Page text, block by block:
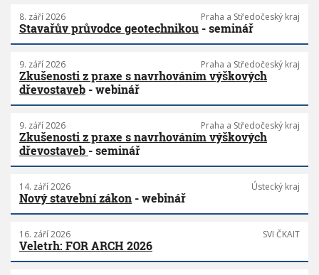
8. září 2026 Praha a Středočeský kraj
Stavařův průvodce geotechnikou - seminář
9. září 2026 Praha a Středočeský kraj
Zkušenosti z praxe s navrhováním výškových
dřevostaveb - webinář
9. září 2026 Praha a Středočeský kraj
Zkušenosti z praxe s navrhováním výškových
dřevostaveb - seminář
14. září 2026 Ústecký kraj
Nový stavební zákon - webinář
16. září 2026 SVI ČKAIT
Veletrh: FOR ARCH 2026